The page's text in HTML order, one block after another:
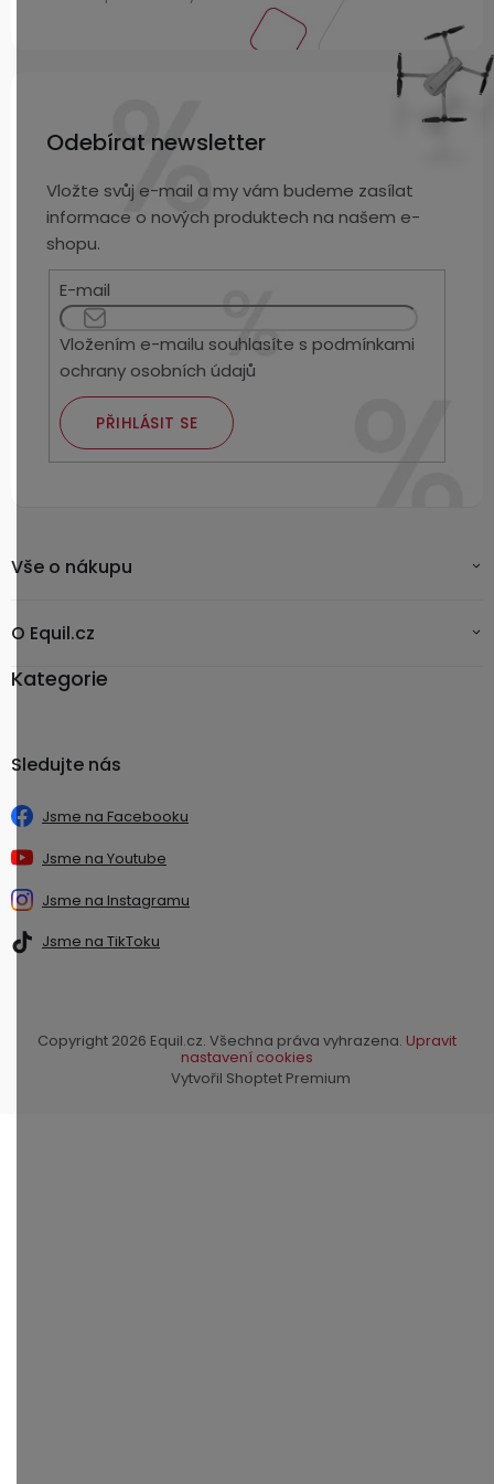
Odebírat newsletter
Vložte svůj e-mail a my vám budeme zasílat
informace o nových produktech na našem e-
shopu.
E-mail
Vložením e-mailu souhlasíte spodmínkami
ochrany osobních údajů
PŘIHLÁSIT SE
Vše o nákupu
O Equil.cz
Kategorie
Sledujte nás
Jsme na Facebooku
Jsme na Youtube
Jsme na Instagramu
Jsme na TikToku
Vytvořil Shoptet Premium
Copyright 2026 Equil.cz. Všechna práva vyhrazena. Upravit
nastavení cookies